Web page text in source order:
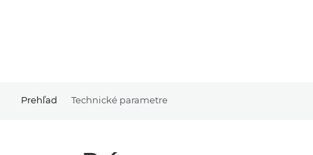
Prehľad Technické parametre